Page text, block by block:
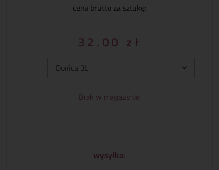
cena brutto za sztukę:
32.00 zł
Brak w magazynie
wysyłka: